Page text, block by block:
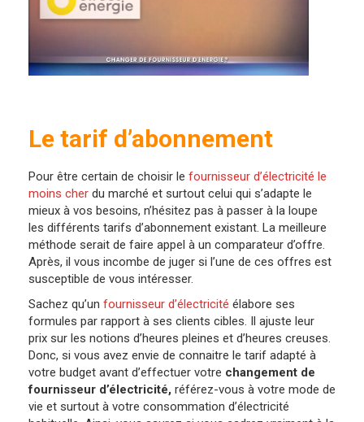
Le tarif d’abonnement
Pour être certain de choisir le fournisseur d’électricité le
moins cher du marché et surtout celui qui s’adapte le
mieux à vos besoins, n’hésitez pas à passer à la loupe
les différents tarifs d’abonnement existant. La meilleure
méthode serait de faire appel à un comparateur d’offre.
Après, il vous incombe de juger si l’une de ces offres est
susceptible de vous intéresser.
Sachez qu’un fournisseur d’électricité élabore ses
formules par rapport à ses clients cibles. Il ajuste leur
prix sur les notions d’heures pleines et d’heures creuses.
Donc, si vous avez envie de connaitre le tarif adapté à
votre budget avant d’effectuer votre changement de
fournisseur d’électricité, référez-vous à votre mode de
vie et surtout à votre consommation d’électricité